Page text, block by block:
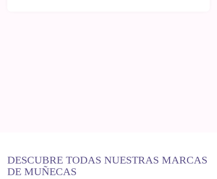
DESCUBRE TODAS NUESTRAS MARCAS
DE MUÑECAS